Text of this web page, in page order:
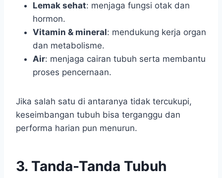
Lemak sehat: menjaga fungsi otak dan
hormon.
Vitamin & mineral: mendukung kerja organ
dan metabolisme.
Air: menjaga cairan tubuh serta membantu
proses pencernaan.
Jika salah satu di antaranya tidak tercukupi,
keseimbangan tubuh bisa terganggu dan
performa harian pun menurun.
3. Tanda-Tanda Tubuh